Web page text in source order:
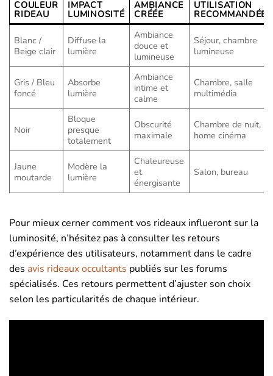
COULEUR
RIDEAU
IMPACT
LUMINOSITÉ
AMBIANCE
CRÉÉE
UTILISATION
RECOMMANDÉE
Blanc /
Beige clair
Diffuse la
lumière
Ambiance
douce et
lumineuse
Séjour, chambre
lumineuse
Gris / Bleu
foncé
Absorbe
lumière
Ambiance
intime et
calme
Chambre, salle
multimédia
Noir
Bloque
presque
totalement
Obscurité
maximale
Chambre de nuit,
home cinéma
Jaune
moutarde
Modère la
lumière
Chaleureuse
et
énergisante
Salon, bureau
Pour mieux cerner comment vos rideaux influeront sur la
luminosité, n’hésitez pas à consulter les retours
d’expérience des utilisateurs, notamment dans le cadre
des avis rideaux occultants publiés sur les forums
spécialisés. Ces retours permettent d’ajuster son choix
selon les particularités de chaque intérieur.